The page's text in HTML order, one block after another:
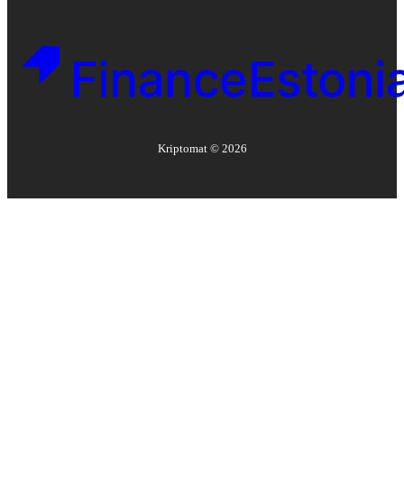
Kriptomat © 2026